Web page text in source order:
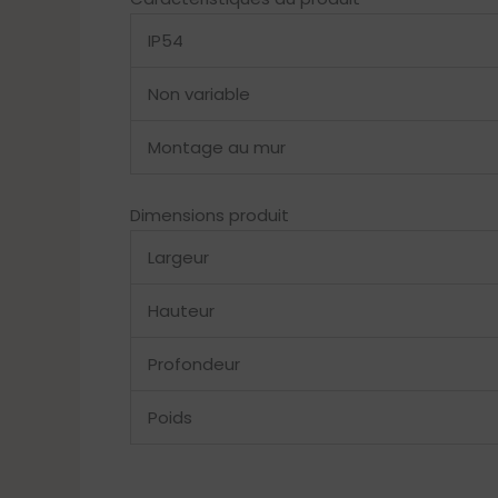
IP54
Non variable
Montage au mur
Dimensions produit
Largeur
Hauteur
Profondeur
Poids